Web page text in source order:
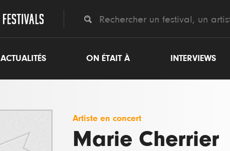
ACTUALITÉS ON ÉTAIT À INTERVIEWS
Artiste en concert
Marie Cherrier